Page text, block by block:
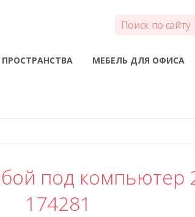
ПРОСТРАНСТВА МЕБЕЛЬ ДЛЯ ОФИСА
под
174281